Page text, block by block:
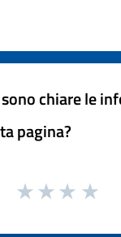
chiare le
pagina?